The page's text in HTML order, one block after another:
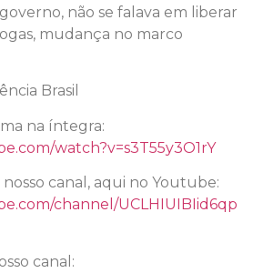
não se falava em liberar
mudança no marco
Brasil
na íntegra:
watch?v=s3T55y3O1rY
canal, aqui no Youtube:
channel/UCLHIUIBIid6qp
canal: